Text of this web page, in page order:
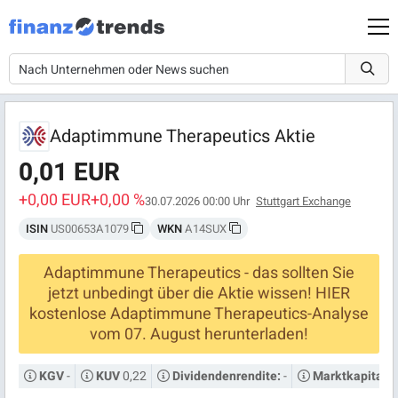
Adaptimmune Therapeutics Aktie
0,01 EUR
+0,00 EUR+0,00 %30.07.2026 00:00 Uhr Stuttgart Exchange
ISIN US00653A1079 WKNA14SUX
Adaptimmune Therapeutics - das sollten Sie
jetzt unbedingt über die Aktie wissen! HIER
kostenlose Adaptimmune Therapeutics-Analyse
vom 07. August herunterladen!
KGV- KUV0,22 Dividendenrendite:-